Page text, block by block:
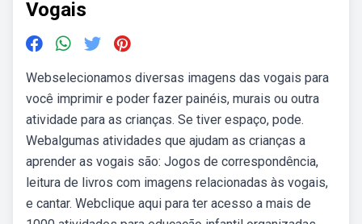
Vogais
Webselecionamos diversas imagens das vogais para
você imprimir e poder fazer painéis, murais ou outra
atividade para as crianças. Se tiver espaço, pode.
Webalgumas atividades que ajudam as crianças a
aprender as vogais são: Jogos de correspondência,
leitura de livros com imagens relacionadas às vogais,
e cantar. Webclique aqui para ter acesso a mais de